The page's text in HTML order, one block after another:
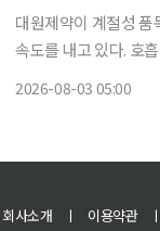
대원제약이 계절성 품
속도를 내고 있다. 호
2026-08-03 05:00
회사소개 ㅣ 이용약관 ㅣ